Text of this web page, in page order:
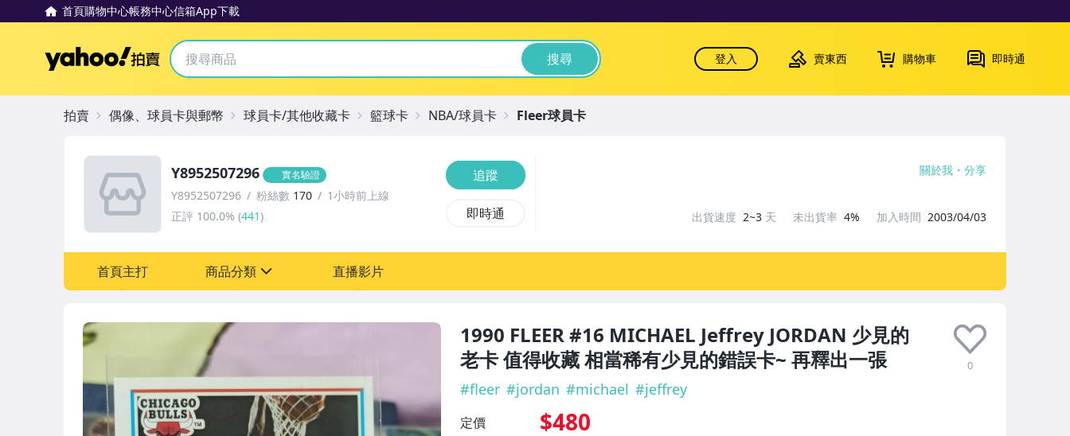
首頁購物中心帳務中心信箱App下載
Yahoo拍賣 搜尋 登入 賣東西 購物車 即時通
1990 FLEER #16 MICHAEL Jeffrey JORDAN 少見的
老卡 值得收藏 相當稀有少見的錯誤卡~ 再釋出一張
0
#fleer #jordan #michael #jeffrey
定價 $480
Y8952507296 實名驗證
Y8952507296 粉絲數 170
1小時前上線
正評 100.0% (441)
追蹤
即時通
關於我 分享
出貨速度 2~3 天 未出貨率 4% 加入時間 2003/04/03
首頁主打 商品分類 直播影片
拍賣 偶像、球員卡與郵幣 球員卡/其他收藏卡 籃球卡 NBA/球員卡 Fleer球員卡